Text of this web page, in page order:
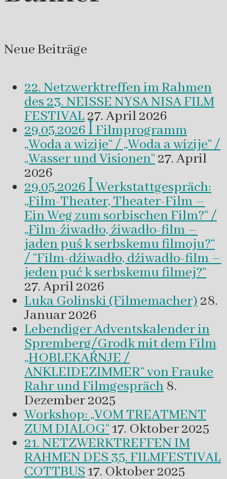
Neue Beiträge
22. Netzwerktreffen im Rahmen
des 23. NEISSE NYSA NISA FILM
FESTIVAL27. April 2026
29.05.2026 ꟾ Filmprogramm
„Woda a wizije“ / „Woda a wizije“ /
„Wasser und Visionen“27. April
2026
29.05.2026 ꟾ Werkstattgespräch:
„Film-Theater, Theater-Film –
Ein Weg zum sorbischen Film?“ /
„Film-źiwadło, źiwadło-film –
jaden puś k serbskemu filmoju?“
/ “Film-dźiwadło, dźiwadło-film –
jeden puć k serbskemu filmej?“
27. April 2026
Luka Golinski (Filmemacher)28.
Januar 2026
Lebendiger Adventskalender in
Spremberg/Grodk mit dem Film
„HOBLEKAŔNJE /
ANKLEIDEZIMMER“ von Frauke
Rahr und Filmgespräch 8.
Dezember 2025
Workshop: „VOM TREATMENT
ZUM DIALOG“17. Oktober 2025
21. NETZWERKTREFFEN IM
RAHMEN DES 35. FILMFESTIVAL
COTTBUS17. Oktober 2025